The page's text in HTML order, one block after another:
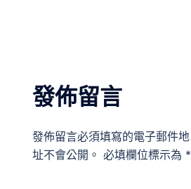
發佈留言
發佈留言必須填寫的電子郵件地
址不會公開。 必填欄位標示為 *